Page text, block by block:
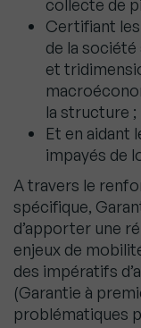
collecte de
Certifiant
de la société
et
la structure ;
Et en aidant
impayés de
A travers le
spécifique,
d’apporter une
enjeux de
des impératifs
(Garantie à
problématiques